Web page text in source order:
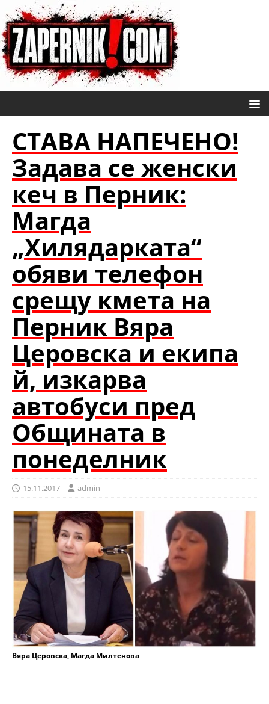
СТАВА НАПЕЧЕНО!
Задава се женски
кеч в Перник:
Магда
„Хилядарката“
обяви телефон
срещу кмета на
Перник Вяра
Церовска и екипа
й, изкарва
автобуси пред
Общината в
понеделник
15.11.2017 admin
Вяра Церовска, Магда Милтенова